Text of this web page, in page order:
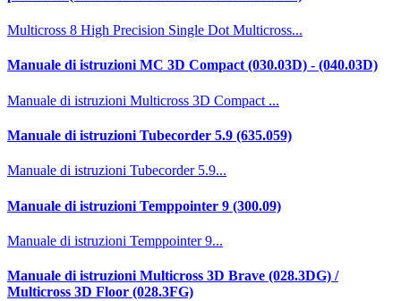
Multicross 8 High Precision Single Dot Multicross...
Manuale di istruzioni MC 3D Compact (030.03D) - (040.03D)
Manuale di istruzioni Multicross 3D Compact ...
Manuale di istruzioni Tubecorder 5.9 (635.059)
Manuale di istruzioni Tubecorder 5.9...
Manuale di istruzioni Temppointer 9 (300.09)
Manuale di istruzioni Temppointer 9...
Manuale di istruzioni Multicross 3D Brave (028.3DG) /
Multicross 3D Floor (028.3FG)